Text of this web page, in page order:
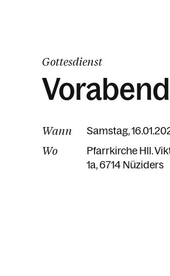
Gottesdienst
Wann Samstag,
Wo Pfarrkirche Hll.
1a 6714 Nüziders